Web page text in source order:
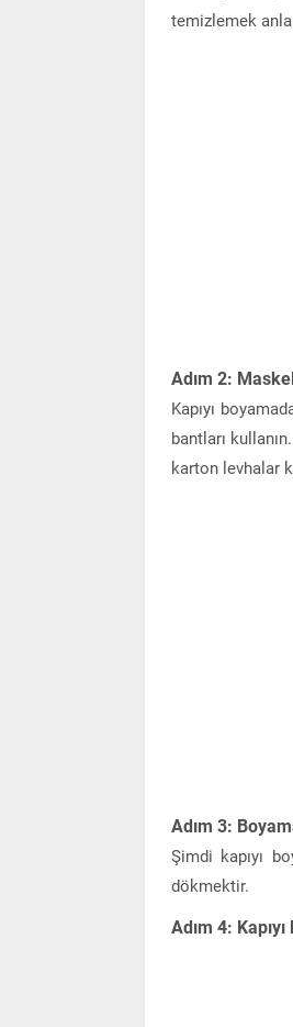
temizlemek
Adım 2:
Kapıyı
bantları
karton levhalar
Adım 3:
Şimdi kapıyı
dökmektir.
Adım 4: Kapıyı